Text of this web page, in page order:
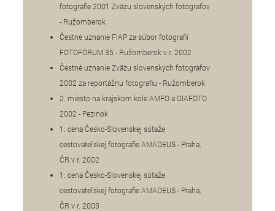
fotografie 2001 Zväzu slovenských fotografov
- Ružomberok
Čestné uznanie FIAP za súbor fotografií
FOTOFÓRUM 35 - Ružomberok v r. 2002
Čestné uznanie Zväzu slovenských fotografov
2002 za reportážnu fotografiu - Ružomberok
2. miesto na krajskom kole AMFO a DIAFOTO
2002 - Pezinok
1. cena Česko-Slovenskej súťaže
cestovateľskej fotografie AMADEUS - Praha,
ČR v r. 2002
1. cena Česko-Slovenskej súťaže
cestovateľskej fotografie AMADEUS - Praha,
ČR v r. 2003